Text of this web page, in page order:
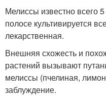
Мелиссы известно всего
полосе культивируется
лекарственная.
Внешняя схожесть и
растений вызывают
мелиссы (пчелиная,
заблуждение.